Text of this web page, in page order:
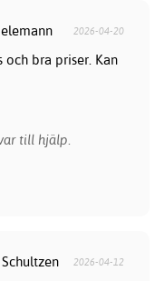
2026-04-20
och bra priser. Kan
till hjälp.
2026-04-12